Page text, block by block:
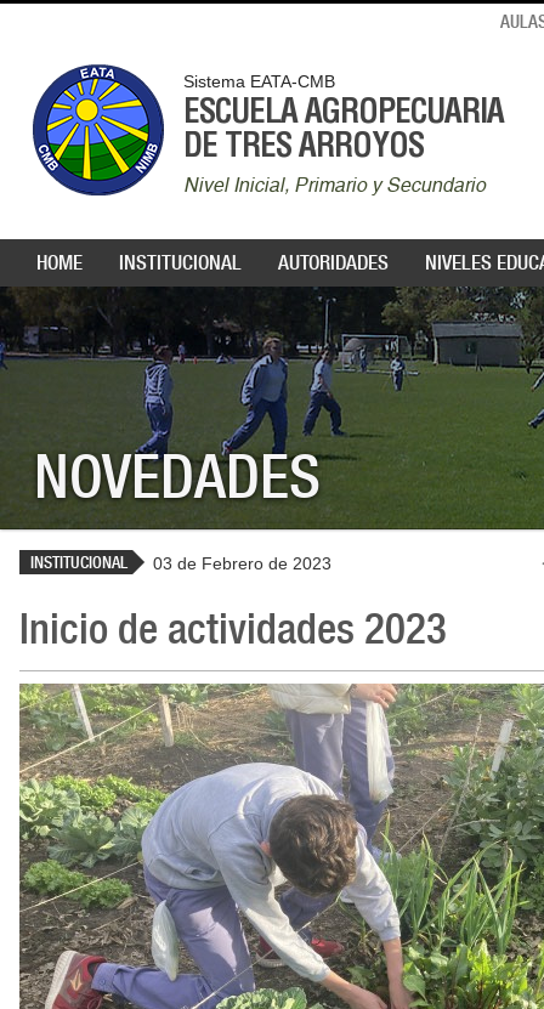
Sistema EATA-CMB
ESCUELA AGROPECUARIA
DE TRES ARROYOS
Nivel Inicial, Primario y Secundario
HOME INSTITUCIONAL AUTORIDADES NIVELES
NOVEDADES
INSTITUCIONAL 03 de Febrero de 2023
Inicio de actividades 2023